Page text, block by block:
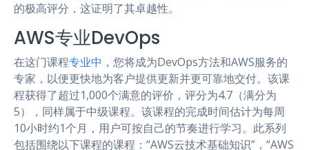
的极高评分，这证明了其卓越性。
AWS专业DevOps
在这门课程专业中 ，您将成为DevOps方法和AWS服务的
专家，以便更快地为客户提供更新并更可靠地交付。该课
程获得了超过1,000个满意的评价，评分为4.7（满分为
5），同样属于中级课程。该课程的完成时间估计为每周
10小时约1个月，用户可按自己的节奏进行学习。此系列
包括围绕以下课程的课程：“AWS云技术基础知识”，“AWS